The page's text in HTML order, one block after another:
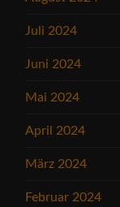
Juli 2024
Juni 2024
Mai 2024
April 2024
März 2024
Februar 2024